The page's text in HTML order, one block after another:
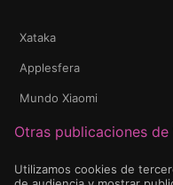
Xataka
Applesfera
Mundo Xiaomi
Otras publicaciones de
Utilizamos cookies de